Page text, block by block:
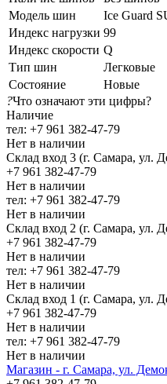
Модель шин
Ice Guard
Индекс нагрузки 99
Индекс скорости Q
Тип шин
Легковые
Состояние
Новые
?Что означают эти цифры?
Наличие
тел: +7 961 382-47-79
Нет в наличии
Склад вход 3 (г. Самара, ул.
+7 961 382-47-79
Нет в наличии
тел: +7 961 382-47-79
Нет в наличии
Склад вход 2 (г. Самара, ул.
+7 961 382-47-79
Нет в наличии
тел: +7 961 382-47-79
Нет в наличии
Склад вход 1 (г. Самара, ул.
+7 961 382-47-79
Нет в наличии
тел: +7 961 382-47-79
Нет в наличии
Магазин - г. Самара, ул.